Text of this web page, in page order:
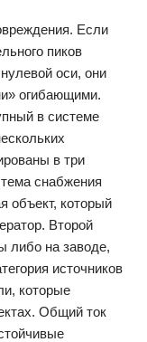
Если
пиков
оси, они
огибающими.
в системе
в три
снабжения
объект, который
Второй
либо на заводе,
источников
которые
Общий ток